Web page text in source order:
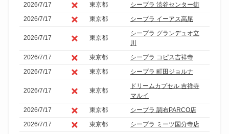
2026/7/17
東京都
シープラ 渋谷センター街
2026/7/17
東京都 シープラ イーアス高尾
2026/7/17 東京都
シープラ グランデュオ立
川
2026/7/17
東京都
シープラ コピス吉祥寺
2026/7/17
東京都 シープラ 町田ジョルナ
2026/7/17 東京都
ドリームカプセル 吉祥寺
マルイ
2026/7/17
東京都
シープラ 調布PARCO店
2026/7/17
東京都 シープラ ミーツ国分寺店